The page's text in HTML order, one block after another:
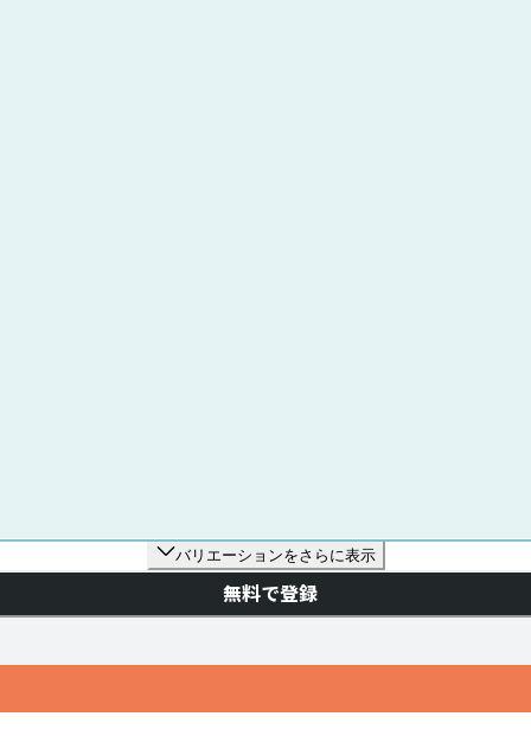
バリエーションをさらに表示
無料で登録